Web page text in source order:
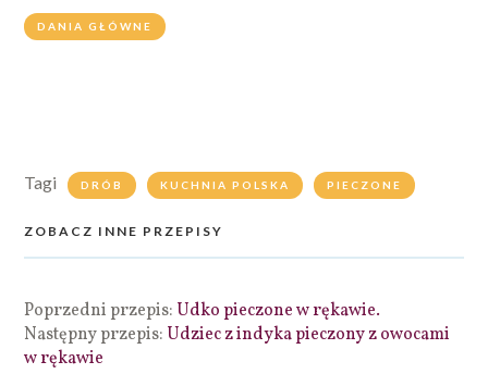
DANIA GŁÓWNE
Tagi DRÓB KUCHNIA POLSKA PIECZONE
ZOBACZ INNE PRZEPISY
Poprzedni przepis: Udko pieczone w rękawie.
Następny przepis: Udziec z indyka pieczony z owocami
w rękawie